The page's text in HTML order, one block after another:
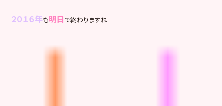
２０１６年も明日で終わりますね